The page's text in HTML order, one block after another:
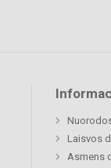
Laisvos
Asmens